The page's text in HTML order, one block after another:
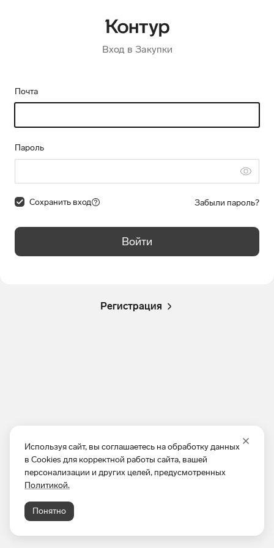
Используя сайт, вы соглашаетесь на обработку данных
в Cookies для корректной работы сайта, вашей
персонализации и других целей, предусмотренных
Политикой.
Понятно
Вход в Закупки
Почта
Пароль
Сохранить вход Забыли пароль?
Войти
Регистрация